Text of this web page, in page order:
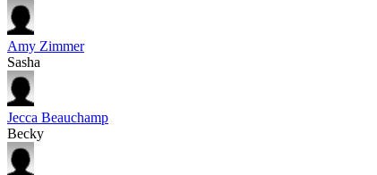
Amy Zimmer
Sasha
Jecca Beauchamp
Becky